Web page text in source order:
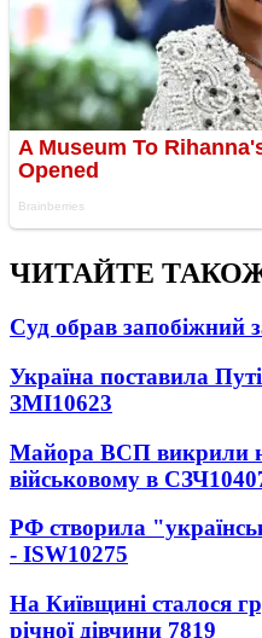
ЧИТАЙТЕ
Суд обрав запобіжний
Україна поставила
ЗМІ10623
Майора ВСП викрили
військовому в СЗЧ
РФ створила
- ISW10275
На Київщині сталося
річної дівчини 7819